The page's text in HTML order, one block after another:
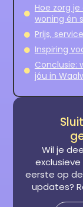
Hoe zorg
woning én
Prijs,
Inspiring
Conclusie:
jóu in
Wil je
eerste op
updates?